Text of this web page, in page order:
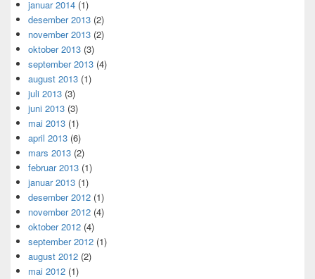
januar 2014 (1)
desember 2013 (2)
november 2013 (2)
oktober 2013 (3)
september 2013 (4)
august 2013 (1)
juli 2013 (3)
juni 2013 (3)
mai 2013 (1)
april 2013 (6)
mars 2013 (2)
februar 2013 (1)
januar 2013 (1)
desember 2012 (1)
november 2012 (4)
oktober 2012 (4)
september 2012 (1)
august 2012 (2)
mai 2012 (1)